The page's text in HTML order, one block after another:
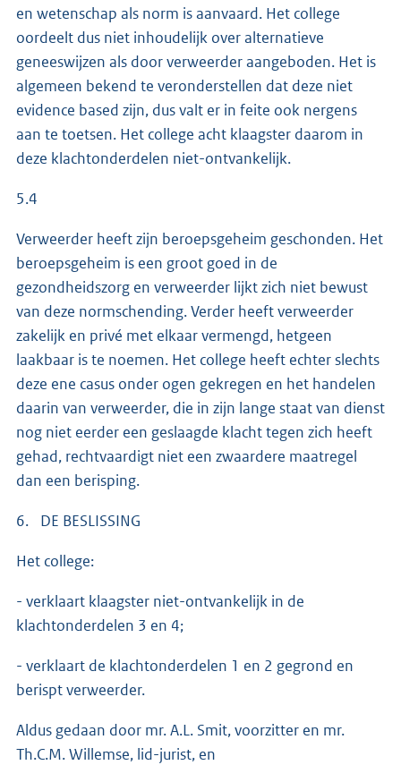
en wetenschap als norm is aanvaard. Het college
oordeelt dus niet inhoudelijk over alternatieve
geneeswijzen als door verweerder aangeboden. Het is
algemeen bekend te veronderstellen dat deze niet
evidence based zijn, dus valt er in feite ook nergens
aan te toetsen. Het college acht klaagster daarom in
deze klachtonderdelen niet-ontvankelijk.
5.4
Verweerder heeft zijn beroepsgeheim geschonden. Het
beroepsgeheim is een groot goed in de
gezondheidszorg en verweerder lijkt zich niet bewust
van deze normschending. Verder heeft verweerder
zakelijk en privé met elkaar vermengd, hetgeen
laakbaar is te noemen. Het college heeft echter slechts
deze ene casus onder ogen gekregen en het handelen
daarin van verweerder, die in zijn lange staat van dienst
nog niet eerder een geslaagde klacht tegen zich heeft
gehad, rechtvaardigt niet een zwaardere maatregel
dan een berisping.
6. DE BESLISSING
Het college:
- verklaart klaagster niet-ontvankelijk in de
klachtonderdelen 3 en 4;
- verklaart de klachtonderdelen 1 en 2 gegrond en
berispt verweerder.
Aldus gedaan door mr. A.L. Smit, voorzitter en mr.
Th.C.M. Willemse, lid-jurist, en